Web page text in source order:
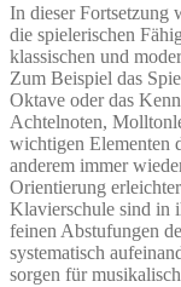
In dieser Fortsetzung
die spielerischen
klassischen und
Zum Beispiel das
Oktave oder das
Achtelnoten,
wichtigen Elementen
anderem immer
Orientierung
Klavierschule sind in
feinen Abstufungen
systematisch
sorgen für